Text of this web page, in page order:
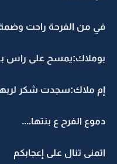
في من الفرحة راحت وضمة
بوملاك:يمسح على راس
إم ملاك:سجدت شكر لربها
دموع الفرح ع بنتها....
اتمنى تنال على إعجابكم